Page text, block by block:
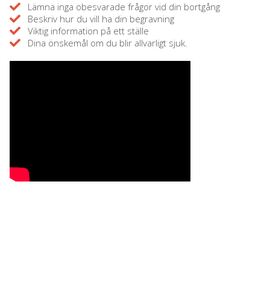
Lämna inga obesvarade frågor vid din bortgång
Beskriv hur du vill ha din begravning
Viktig information på ett ställe
Dina önskemål om du blir allvarligt sjuk.